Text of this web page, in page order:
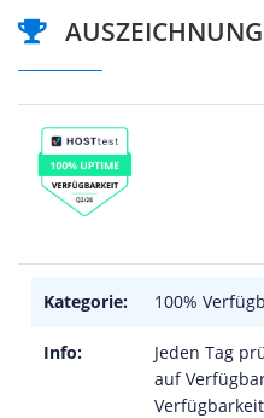
Kategorie: 100%
Info:
Jeden Tag
auf